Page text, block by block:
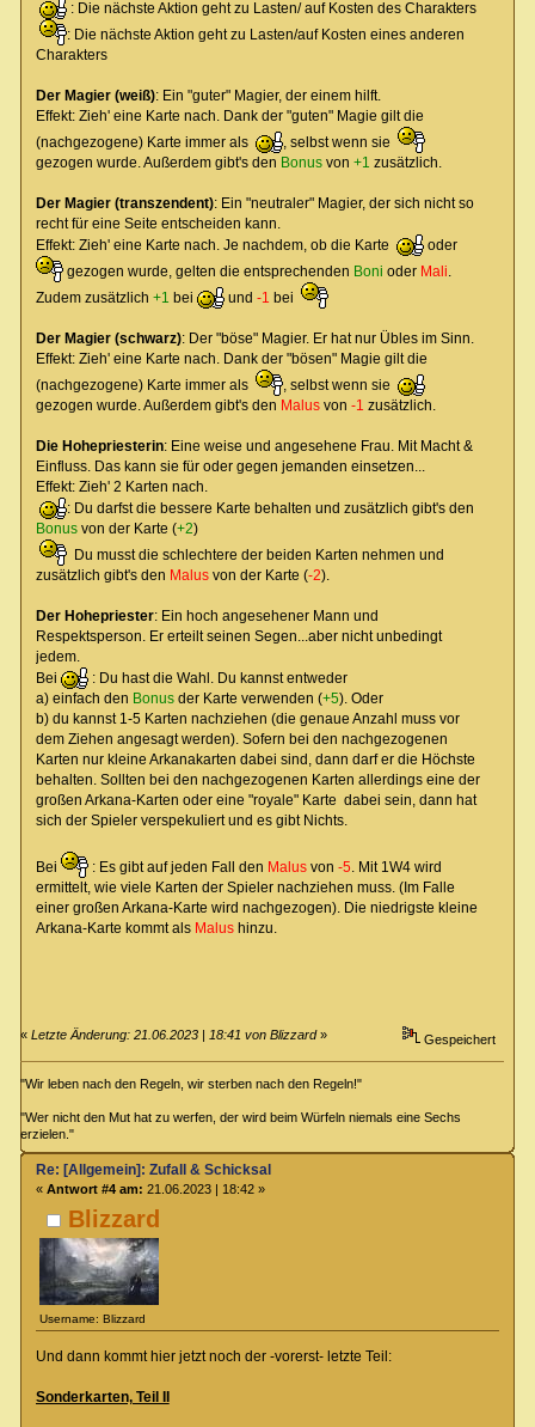
: Die nächste Aktion geht zu Lasten/ auf Kosten des Charakters
: Die nächste Aktion geht zu Lasten/auf Kosten eines anderen
Charakters
Der Magier (weiß): Ein "guter" Magier, der einem hilft.
Effekt: Zieh' eine Karte nach. Dank der "guten" Magie gilt die
(nachgezogene) Karte immer als
, selbst wenn sie
gezogen wurde. Außerdem gibt's den Bonusvon +1 zusätzlich.
Der Magier (transzendent): Ein "neutraler" Magier, der sich nicht so
recht für eine Seite entscheiden kann.
Effekt: Zieh' eine Karte nach. Je nachdem, ob die Karte
oder
gezogen wurde, gelten die entsprechenden Boni oder Mali.
Zudem zusätzlich +1 bei und -1 bei
Der Magier (schwarz): Der "böse" Magier. Er hat nur Übles im Sinn.
Effekt: Zieh' eine Karte nach. Dank der "bösen" Magie gilt die
(nachgezogene) Karte immer als
, selbst wenn sie
gezogen wurde. Außerdem gibt's den Malusvon -1 zusätzlich.
Die Hohepriesterin: Eine weise und angesehene Frau. Mit Macht &
Einfluss. Das kann sie für oder gegen jemanden einsetzen...
Effekt: Zieh' 2 Karten nach.
: Du darfst die bessere Karte behalten und zusätzlich gibt's den
Bonusvon der Karte (+2)
Du musst die schlechtere der beiden Karten nehmen und
zusätzlich gibt's den Malusvon der Karte (-2).
Der Hohepriester: Ein hoch angesehener Mann und
Respektsperson. Er erteilt seinen Segen...aber nicht unbedingt
jedem.
Bei
: Du hast die Wahl. Du kannst entweder
a) einfach den Bonusder Karte verwenden (+5). Oder
b) du kannst 1-5 Karten nachziehen (die genaue Anzahl muss vor
dem Ziehen angesagt werden). Sofern bei den nachgezogenen
Karten nur kleine Arkanakarten dabei sind, dann darf er die Höchste
behalten. Sollten bei den nachgezogenen Karten allerdings eine der
großen Arkana-Karten oder eine "royale" Karte dabei sein, dann hat
sich der Spieler verspekuliert und es gibt Nichts.
Bei : Es gibt auf jeden Fall den Malusvon -5. Mit 1W4 wird
ermittelt, wie viele Karten der Spieler nachziehen muss. (Im Falle
einer großen Arkana-Karte wird nachgezogen). Die niedrigste kleine
Arkana-Karte kommt als Malushinzu.
«Letzte Änderung: 21.06.2023 | 18:41 von Blizzard» Gespeichert
"Wir leben nach den Regeln, wir sterben nach den Regeln!"
"Wer nicht den Mut hat zu werfen, der wird beim Würfeln niemals eine Sechs
erzielen."
Blizzard
Username: Blizzard
Re: [Allgemein]: Zufall & Schicksal
« Antwort #4 am: 21.06.2023 | 18:42 »
Und dann kommt hier jetzt noch der -vorerst- letzte Teil:
Sonderkarten, Teil II